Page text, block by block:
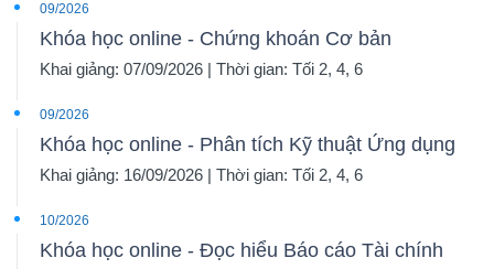
09/2026
Khóa học online - Chứng khoán Cơ bản
Khai giảng: 07/09/2026 | Thời gian: Tối 2, 4, 6
09/2026
Khóa học online - Phân tích Kỹ thuật Ứng dụng
Khai giảng: 16/09/2026 | Thời gian: Tối 2, 4, 6
10/2026
Khóa học online - Đọc hiểu Báo cáo Tài chính